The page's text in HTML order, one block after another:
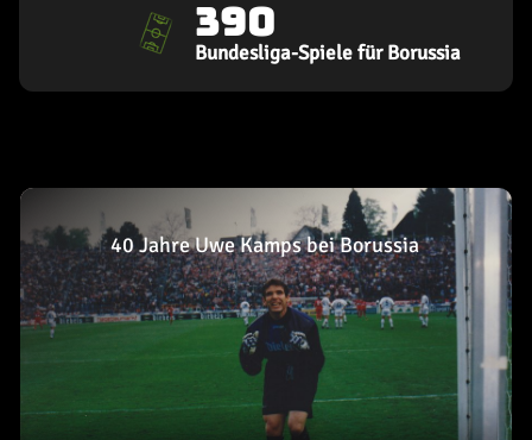
390
Bundesliga-Spiele für Borussia
40 Jahre Uwe Kamps bei Borussia